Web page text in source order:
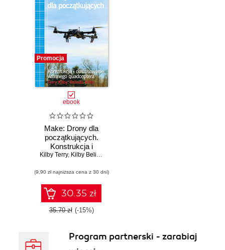
Promocja
ebook
Make: Drony dla
początkujących.
Konstrukcja i
dostosowanie
quadcoptera
Kilby Terry, Kilby Belinda
(9,90 zł najniższa cena z 30 dni)
30.35 zł
35.70 zł (-15%)
Program partnerski - zarabiaj